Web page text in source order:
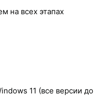
на всех этапах
11 (все версии до